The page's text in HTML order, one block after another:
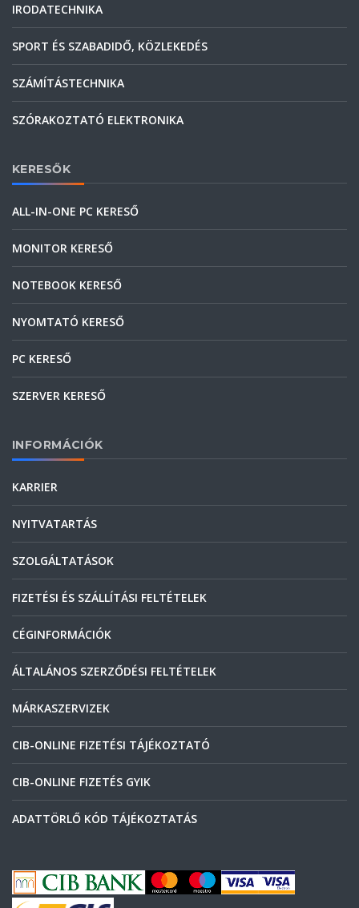
IRODATECHNIKA
SPORT ÉS SZABADIDŐ, KÖZLEKEDÉS
SZÁMÍTÁSTECHNIKA
SZÓRAKOZTATÓ ELEKTRONIKA
KERESŐK
ALL-IN-ONE PC KERESŐ
MONITOR KERESŐ
NOTEBOOK KERESŐ
NYOMTATÓ KERESŐ
PC KERESŐ
SZERVER KERESŐ
INFORMÁCIÓK
KARRIER
NYITVATARTÁS
SZOLGÁLTATÁSOK
FIZETÉSI ÉS SZÁLLÍTÁSI FELTÉTELEK
CÉGINFORMÁCIÓK
ÁLTALÁNOS SZERZŐDÉSI FELTÉTELEK
MÁRKASZERVIZEK
CIB-ONLINE FIZETÉSI TÁJÉKOZTATÓ
CIB-ONLINE FIZETÉS GYIK
ADATTÖRLŐ KÓD TÁJÉKOZTATÁS